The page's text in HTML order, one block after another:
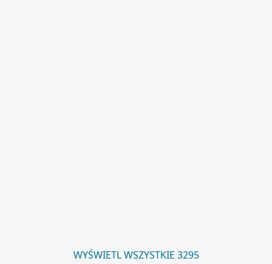
WYŚWIETL WSZYSTKIE 3295